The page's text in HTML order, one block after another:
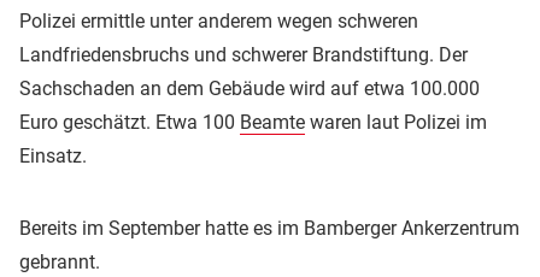
Polizei ermittle unter anderem wegen schweren
Landfriedensbruchs und schwerer Brandstiftung. Der
Sachschaden an dem Gebäude wird auf etwa 100.000
Euro geschätzt. Etwa 100 Beamte waren laut Polizei im
Einsatz.
Bereits im September hatte es im Bamberger Ankerzentrum
gebrannt.